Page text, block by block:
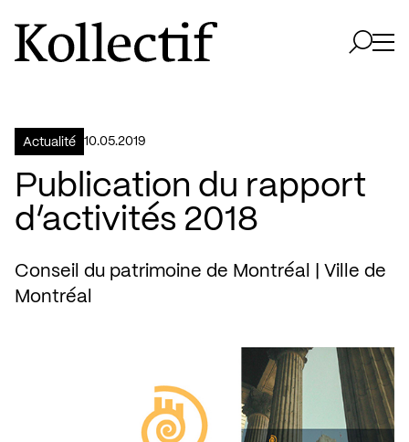
Aller à la page d'accueil
Logo Kollectif
Actualité 10.05.2019
Publication du rapport
d’activités 2018
Conseil du patrimoine de Montréal | Ville de
Montréal